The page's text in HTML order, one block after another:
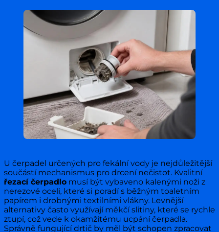
U čerpadel určených pro fekální vody je nejdůležitější
součástí mechanismus pro drcení nečistot. Kvalitní
řezací čerpadlo musí být vybaveno kalenými noži z
nerezové oceli, které si poradí s běžným toaletním
papírem i drobnými textilními vlákny. Levnější
alternativy často využívají měkčí slitiny, které se rychle
ztupí, což vede k okamžitému ucpání čerpadla.
Správně fungující drtič by měl být schopen zpracovat